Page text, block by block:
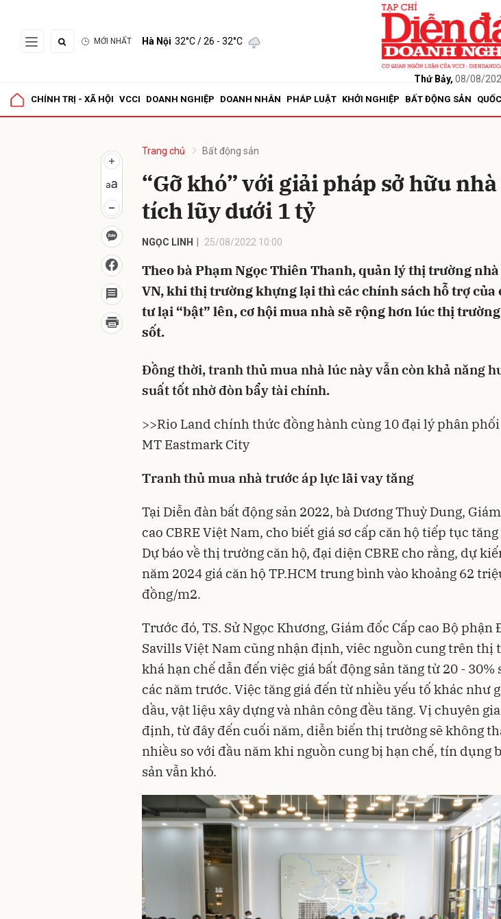
MỚI NHẤT Hà Nội 32°C/ 26 - 32°C
Thứ Bảy, 08/08/
CHÍNH TRỊ - XÃ HỘI VCCI DOANH NGHIỆP DOANH NHÂN PHÁP LUẬT KHỞI NGHIỆP BẤT ĐỘNG SẢN
Trang chủ Bất động sản
“Gỡ khó” với giải pháp sở hữu
tích lũy dưới 1 tỷ
NGỌC LINH 25/08/2022 10:00
Theo bà Phạm Ngọc Thiên Thanh, quản lý thị trường nhà
VN, khi thị trường khựng lại thì các chính sách hỗ trợ của
tư lại “bật” lên, cơ hội mua nhà sẽ rộng hơn lúc thị
sốt.
Đồng thời, tranh thủ mua nhà lúc này vẫn còn khả năng
suất tốt nhờ đòn bẩy tài chính.
>>Rio Land chính thức đồng hành cùng 10 đại lý phân phối
MT Eastmark City
Tranh thủ mua nhà trước áp lực lãi vay tăng
Tại Diễn đàn bất động sản 2022, bà Dương Thuỳ Dung,
cao CBRE Việt Nam, cho biết giá sơ cấp căn hộ tiếp tục
Dự báo về thị trường căn hộ, đại diện CBRE cho rằng, dự
năm 2024 giá căn hộ TP.HCM trung bình vào khoảng 62
đồng/m2.
Trước đó, TS. Sử Ngọc Khương, Giám đốc Cấp cao Bộ phận
Savills Việt Nam cũng nhận định, viêc nguồn cung trên thị
khá hạn chế dẫn đến việc giá bất động sản tăng từ 20 - 30%
các năm trước. Việc tăng giá đến từ nhiều yếu tố khác như
dầu, vật liệu xây dựng và nhân công đều tăng. Vị chuyên
định, từ đây đến cuối năm, diễn biến thị trường sẽ không
nhiều so với đầu năm khi nguồn cung bị hạn chế, tín dụng
sản vẫn khó.